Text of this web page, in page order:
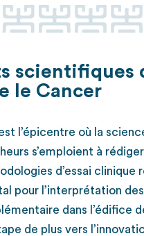
scientifiques
le Cancer
l’épicentre où la
s’emploient à
d’essai clinique
pour l’interprétation
dans l’édifice
de plus vers